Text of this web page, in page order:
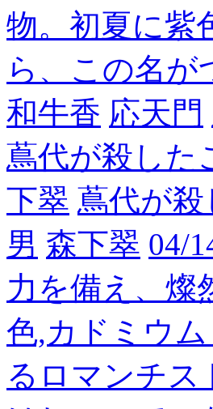
物。初夏に紫
ら、この名が
和牛香 応天門
蔦代が殺した
下翠 蔦代が
男 森下翠 04/
力を備え、燦
色,カドミウ
るロマンチス